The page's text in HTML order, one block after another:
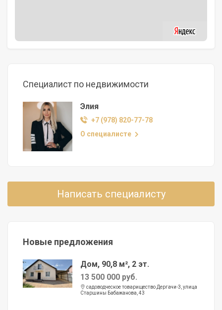
Специалист по недвижимости
Элия
+7 (978) 820-77-78
О специалисте
Написать специалисту
Новые предложения
Дом, 90,8 м², 2 эт.
13 500 000 руб.
садоводческое товарищество Дергачи-3, улица
Старшины Бабажанова, 43